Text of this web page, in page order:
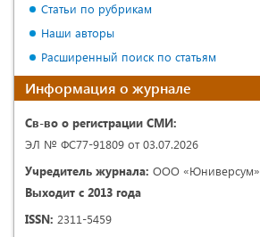
Статьи по рубрикам
Наши авторы
Расширенный поиск по статьям
Информация о журнале
Св-во о регистрации СМИ:
ЭЛ № ФС77-91809 от 03.07.2026
Учредитель журнала: ООО «Юниверсум»
Выходит с 2013 года
ISSN: 2311-5459